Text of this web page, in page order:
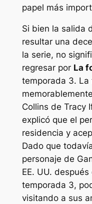
papel más
Si bien la salida
resultar una
la serie, no
regresar por La
temporada 3. La
Collins de Tracy
explicó que el
residencia y
Dado que
personaje de
EE. UU.
temporada 3,
visitando a sus